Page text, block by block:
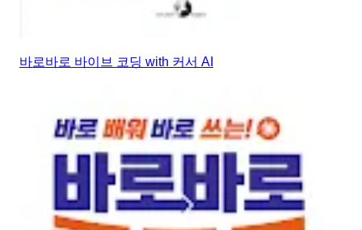
바로바로 바이브 코딩 with 커서 AI